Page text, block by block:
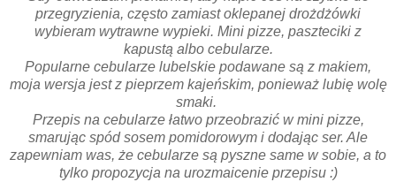
przegryzienia, często zamiast oklepanej drożdżówki
wybieram wytrawne wypieki. Mini pizze, paszteciki z
kapustą albo cebularze.
Popularne cebularze lubelskie podawane są z makiem,
moja wersja jest z pieprzem kajeńskim, ponieważ lubię wolę
smaki.
Przepis na cebularze łatwo przeobrazić w mini pizze,
smarując spód sosem pomidorowym i dodając ser. Ale
zapewniam was, że cebularze są pyszne same w sobie, a to
tylko propozycja na urozmaicenie przepisu :)